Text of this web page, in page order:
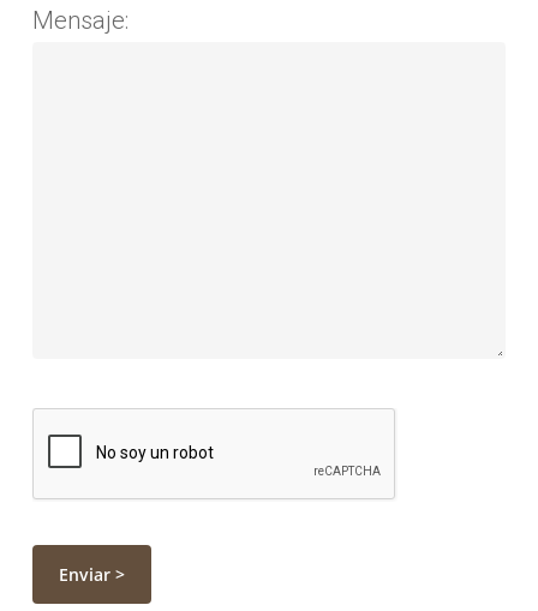
Mensaje: